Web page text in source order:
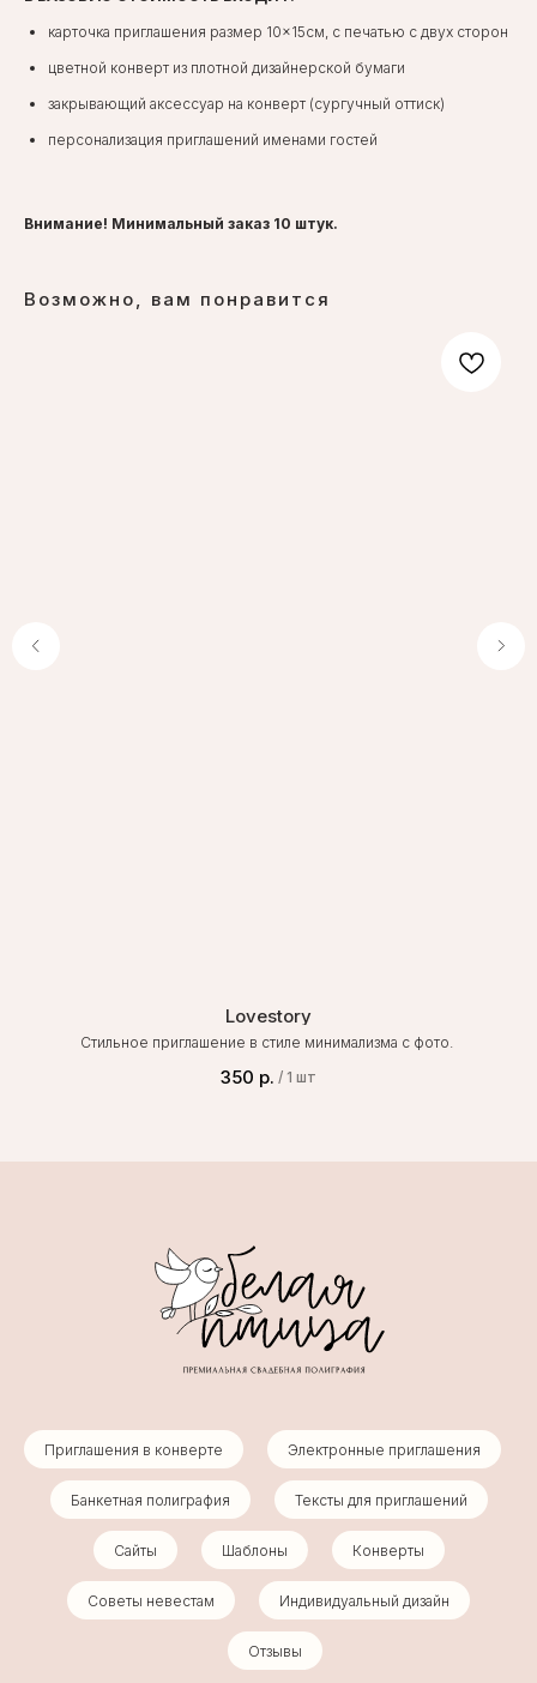
карточка приглашения размер 10×15см, с печатью с двух сторон
цветной конверт из плотной дизайнерской бумаги
закрывающий аксессуар на конверт (сургучный оттиск)
персонализация приглашений именами гостей
Внимание! Минимальный заказ 10 штук.
Возможно, вам понравится
Lovestory
Стильное приглашение в стиле минимализма с фото.
350 р. / 1 шт
Приглашения в конверте Электронные приглашения
Банкетная полиграфия Тексты для приглашений
Сайты Шаблоны Конверты
Советы невестам Индивидуальный дизайн
Отзывы